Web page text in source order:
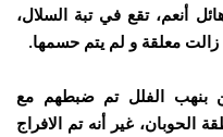
أنعم، تقع في تبة السلال،
معلقة و لم يتم حسمها.
بنهب الفلل تم ضبطهم مع
الحوبان، غير أنه تم الافراج